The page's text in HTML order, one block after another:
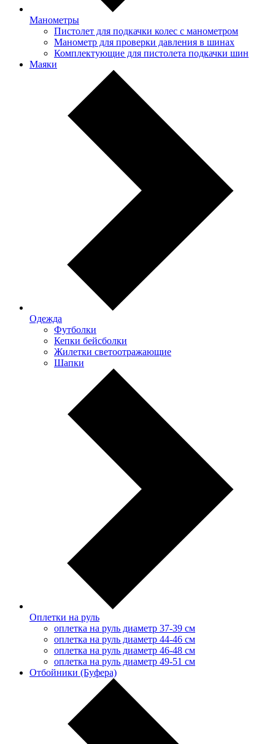
Манометры
Пистолет для подкачки колес с манометром
Манометр для проверки давления в шинах
Комплектующие для пистолета подкачки шин
Маяки
Одежда
Футболки
Кепки бейсболки
Жилетки светоотражающие
Шапки
Оплетки на руль
оплетка на руль диаметр 37-39 см
оплетка на руль диаметр 44-46 см
оплетка на руль диаметр 46-48 см
оплетка на руль диаметр 49-51 см
Отбойники (Буфера)